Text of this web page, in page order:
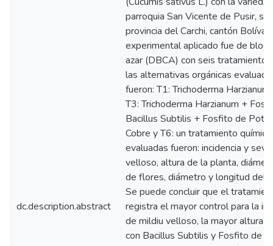
dc.description.abstract
parroquia San Vicente de Pusir,
provincia del Carchi, cantón
experimental aplicado fue de
azar (DBCA) con seis
las alternativas orgánicas
fueron: T1: Trichoderma
T3: Trichoderma Harzianum +
Bacillus Subtilis + Fosfito de
Cobre y T6: un tratamiento
evaluadas fueron: incidencia y
velloso, altura de la planta,
de flores, diámetro y longitud del
Se puede concluir que el
registra el mayor control para la
de mildiu velloso, la mayor altura
con Bacillus Subtilis y Fosfito de